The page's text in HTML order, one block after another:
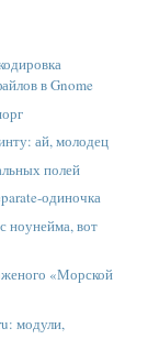
в Gnome
ай, молодец
полей
одиночка
ноунейма, вот
«Морской
модули,